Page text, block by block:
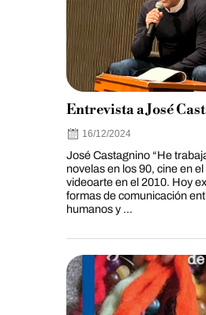
Entrevista a José
16/12/2024
José Castagnino “He
novelas en los 90, cine en
videoarte en el 2010. Hoy
formas de comunicación
humanos y ...